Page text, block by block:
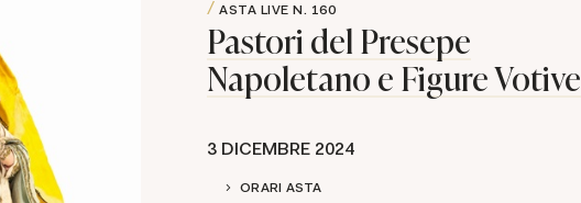
ASTA LIVE N. 160
Pastori del Presepe
Napoletano e Figure Votive
3 DICEMBRE 2024
ORARI ASTA